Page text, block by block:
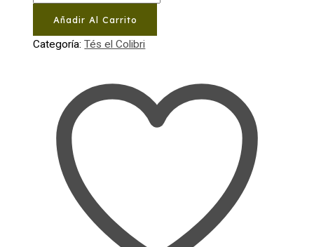
Para
Mujer
Añadir Al Carrito
Categoría:Tés el Colibri